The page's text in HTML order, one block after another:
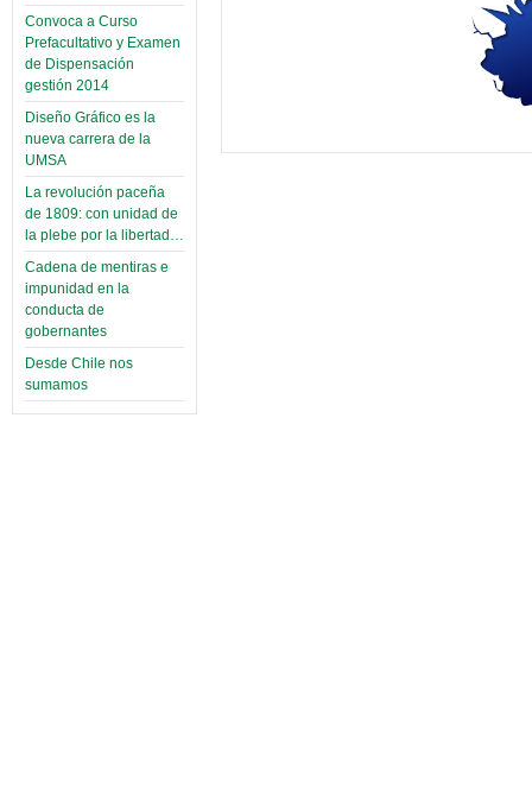
Convoca a Curso
Prefacultativo y Examen
de Dispensación
gestión 2014
Diseño Gráfico es la
nueva carrera de la
UMSA
La revolución paceña
de 1809: con unidad de
la plebe por la libertad…
Cadena de mentiras e
impunidad en la
conducta de
gobernantes
Desde Chile nos
sumamos